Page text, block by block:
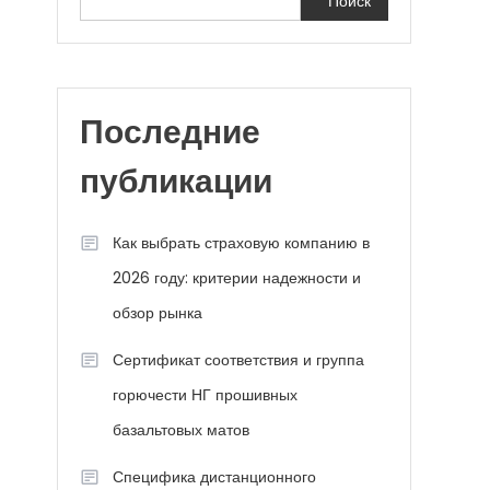
Последние
публикации
Как выбрать страховую компанию в
2026 году: критерии надежности и
обзор рынка
Сертификат соответствия и группа
горючести НГ прошивных
базальтовых матов
Специфика дистанционного